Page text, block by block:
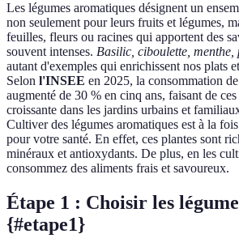
Les légumes aromatiques désignent un
non seulement pour leurs fruits et légumes,
feuilles, fleurs ou racines qui apportent des
souvent intenses. Basilic, ciboulette, menthe,
autant d'exemples qui enrichissent nos plats
Selon l'INSEE en 2025, la consommation
augmenté de 30 % en cinq ans, faisant de
croissante dans les jardins urbains et
Cultiver des légumes aromatiques est à la
pour votre santé. En effet, ces plantes sont
minéraux et antioxydants. De plus, en les
consommez des aliments frais et savoureux.
Étape 1 : Choisir les
{#etape1}